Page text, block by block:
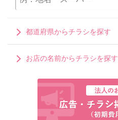
都道府県からチラシを探す
お店の名前からチラシを探す